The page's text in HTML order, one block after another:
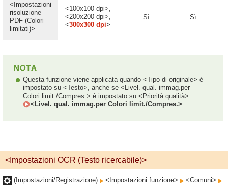
<Impostazioni
risoluzione
PDF (Colori
limitati)>
<100x100 dpi>,
<200x200 dpi>,
<300x300 dpi>
Sì Sì
Questa funzione viene applicata quando <Tipo di originale> è
impostato su <Testo>, anche se <Livel. qual. immag.per
Colori limit./Compres.> è impostato su <Priorità qualità>.
<Livel. qual. immag.per Colori limit./Compres.>
<Impostazioni OCR (Testo ricercabile)>
(Impostazioni/Registrazione) <Impostazioni funzione>
<Comuni>